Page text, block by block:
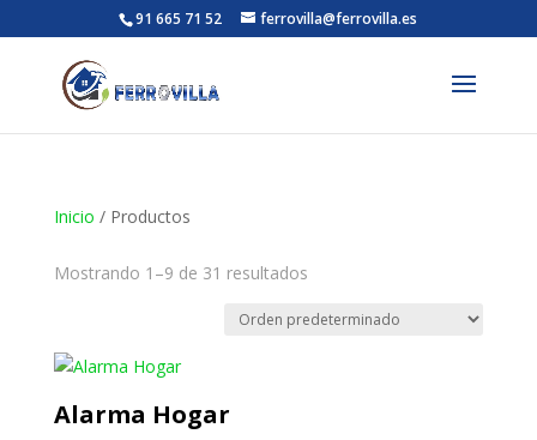
91 665 71 52 ferrovilla@ferrovilla.es
Inicio / Productos
Mostrando 1–9 de 31 resultados
Alarma Hogar